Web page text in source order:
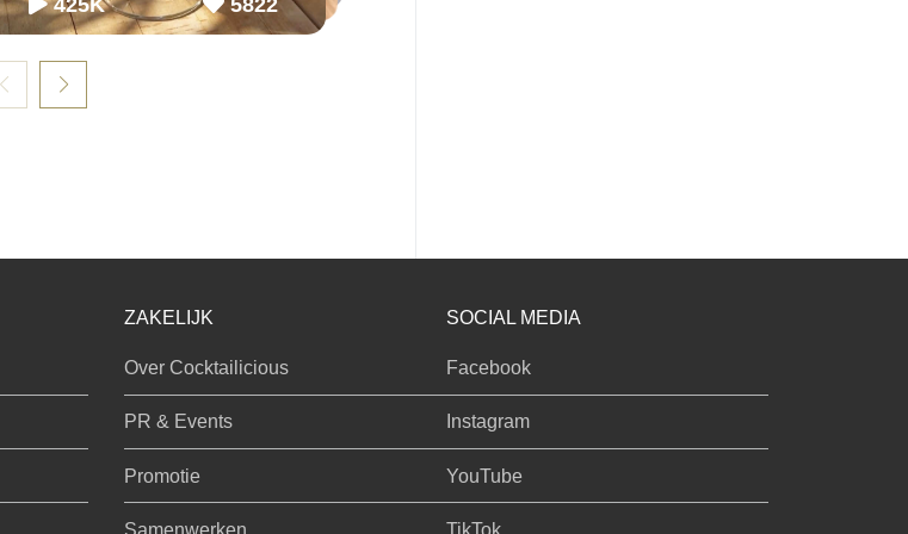
ZAKELIJK
Over Cocktailicious
PR & Events
Promotie
Samenwerken
SOCIAL MEDIA
Facebook
Instagram
YouTube
TikTok